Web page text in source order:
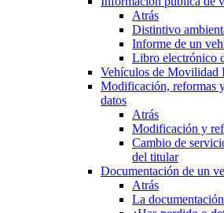
Atrás
Distintivo
Informe de un
Libro electrónico
Vehículos de Movilidad
Modificación, reformas
datos
Atrás
Modificación y
Cambio de
del titular
Documentación de un
Atrás
La